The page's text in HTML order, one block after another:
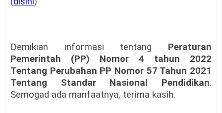
Demikian informasi tentang Peraturan
Pemerintah (PP) Nomor 4 tahun 2022
Tentang Perubahan PP Nomor 57 Tahun 2021
Tentang Standar Nasional Pendidikan.
Semogad ada manfaatnya, terima kasih.